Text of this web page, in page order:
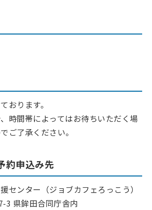
おります。
時間帯によってはお待ちいただく場
ご了承ください。
約申込み先
センター（ジョブカフェろっこう）
3 県鉾田合同庁舎内